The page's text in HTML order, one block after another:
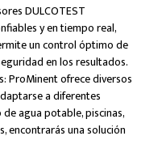
DULCOTEST
y en tiempo real,
un control óptimo de
en los resultados.
ProMinent ofrece diversos
a diferentes
agua potable, piscinas,
encontrarás una solución